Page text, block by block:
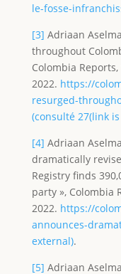
le-fosse-
[3] Adriaan
throughout
Colombia
2022. https://
resurged-
(consulté 27(link
[4] Adriaan
dramatically
Registry finds
party », Colombia
2022. https://
announces-
external).
[5] Adriaan